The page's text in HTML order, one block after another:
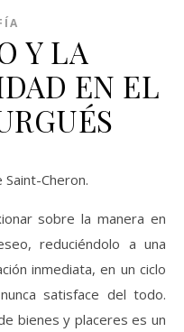
Y LA
EN EL
Saint-Cheron.
sobre la manera en
reduciéndolo a una
inmediata, en un ciclo
satisface del todo.
bienes y placeres es un